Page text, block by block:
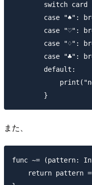
switch card
case "♠":
case "♡":
case "♢":
case "♣":
        default:
また、
func ~= (pattern:
return pattern